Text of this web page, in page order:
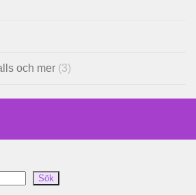
och mer (3)
Sök